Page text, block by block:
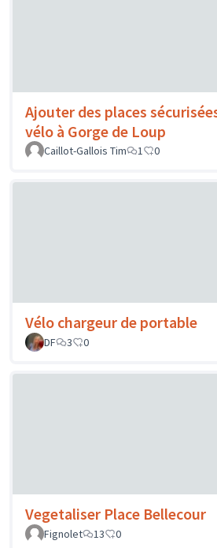
Ajouter des places
vélo à Gorge de Loup
Caillot-Gallois Tim
1 0
Vélo chargeur de portable
DF
3 0
Vegetaliser Place Bellecour
Fignolet
13 0